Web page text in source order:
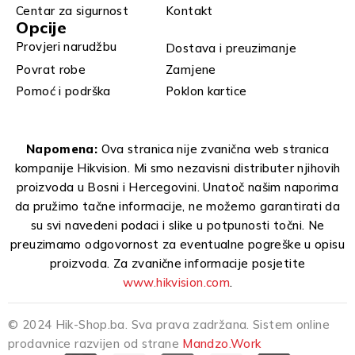
Centar za sigurnost
Kontakt
Opcije
Provjeri narudžbu
Dostava i preuzimanje
Povrat robe
Zamjene
Pomoć i podrška
Poklon kartice
Napomena: Ova stranica nije zvanična web stranica
kompanije Hikvision. Mi smo nezavisni distributer njihovih
proizvoda u Bosni i Hercegovini. Unatoč našim naporima
da pružimo tačne informacije, ne možemo garantirati da
su svi navedeni podaci i slike u potpunosti točni. Ne
preuzimamo odgovornost za eventualne pogreške u opisu
proizvoda. Za zvanične informacije posjetite
www.hikvision.com.
© 2024 Hik-Shop.ba. Sva prava zadržana. Sistem online
prodavnice razvijen od strane Mandzo.Work